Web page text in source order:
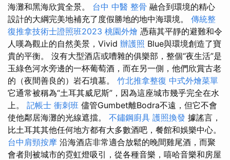
海灘和黑海欣賞全景。 台中 中醫 整骨 融合到環境的精心
設計的大綱完美地補充了度假勝地的地中海環境。 傳統整
復推拿技術士證照班2023 桃園外燴 憑藉其平靜的避難和令
人嘆為觀止的自然美景，Vivid 辦護照 Blue與環境創造了寶
貴的平衡。 沒有大型酒店或嘈雜的俱樂部，整個“夜生活”是
玉綠色河水旁邊的一杯葡萄酒，而在另一側，他們欣賞古老
的（夜間善良的）岩石墳墓。 竹北推拿整復 中式外燴菜單
它通常被稱為“土耳其威尼斯”，因為這座城市幾乎完全在水
上。 記帳士 衝刺班 儘管Gumbet離Bodra不遠，但它不會
使他鄰居海灘的光線遮擋。 不鏽鋼廚具 護照換發 據謠言，
比土耳其其他任何地方都有大多數酒吧，餐館和娛樂中心。
台中肩頸按摩 沿海酒店非常適合放鬆的晚間雞尾酒，而聚
會者則被城市的霓虹燈吸引，從各種音樂，嘻哈音樂和房屋